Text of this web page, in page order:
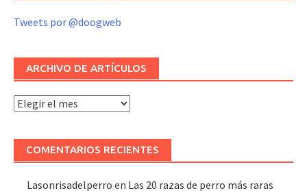
Tweets por @doogweb
ARCHIVO DE ARTÍCULOS
Archivo
artículos
COMENTARIOS RECIENTES
Lasonrisadelperro en Las 20 razas de perro más raras